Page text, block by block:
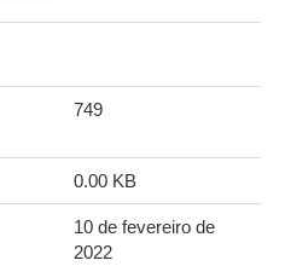
749
0.00 KB
10 de fevereiro de
2022